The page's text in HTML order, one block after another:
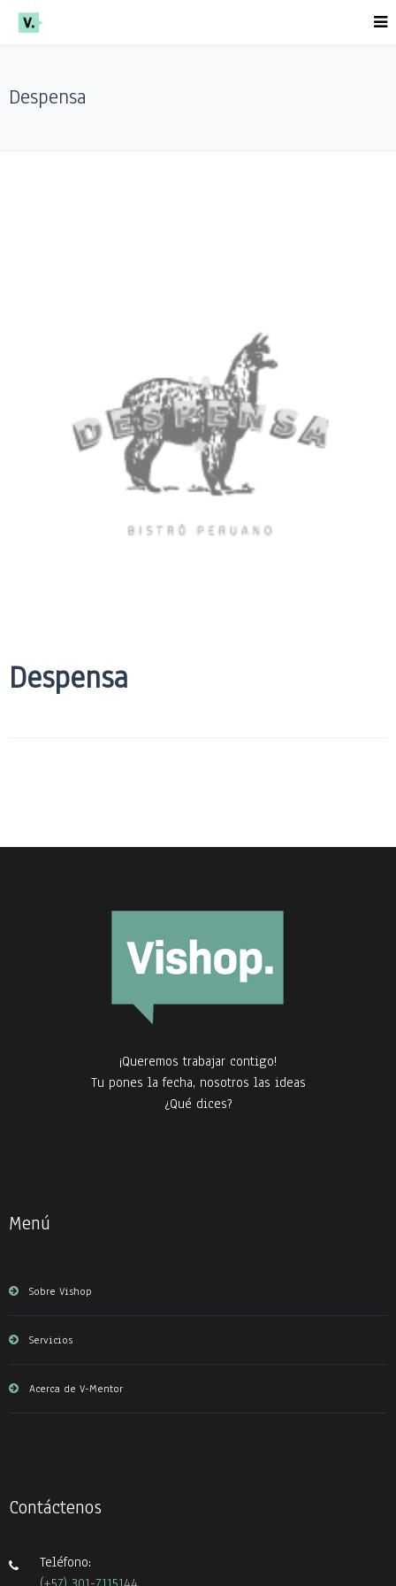
Despensa
Despensa
¡Queremos trabajar contigo!
Tu pones la fecha, nosotros las ideas
¿Qué dices?
Menú
Sobre Vishop
Servicios
Acerca de V-Mentor
Contáctenos
Teléfono: